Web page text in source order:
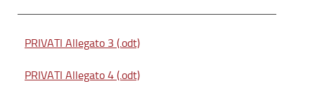
PRIVATI Allegato 3 (.odt)
PRIVATI Allegato 4 (.odt)